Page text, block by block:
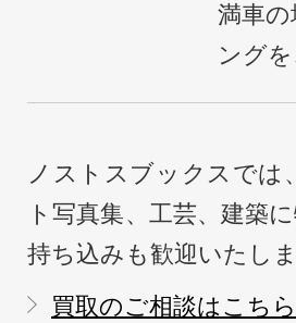
満車
ング
ノストスブックスで
ト写真集、工芸、建築
持ち込みも歓迎いたしま
買取のご相談はこちら